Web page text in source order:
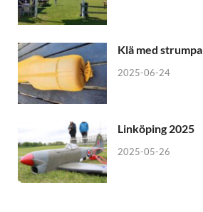
Klä med strumpa
2025-06-24
Linköping 2025
2025-05-26